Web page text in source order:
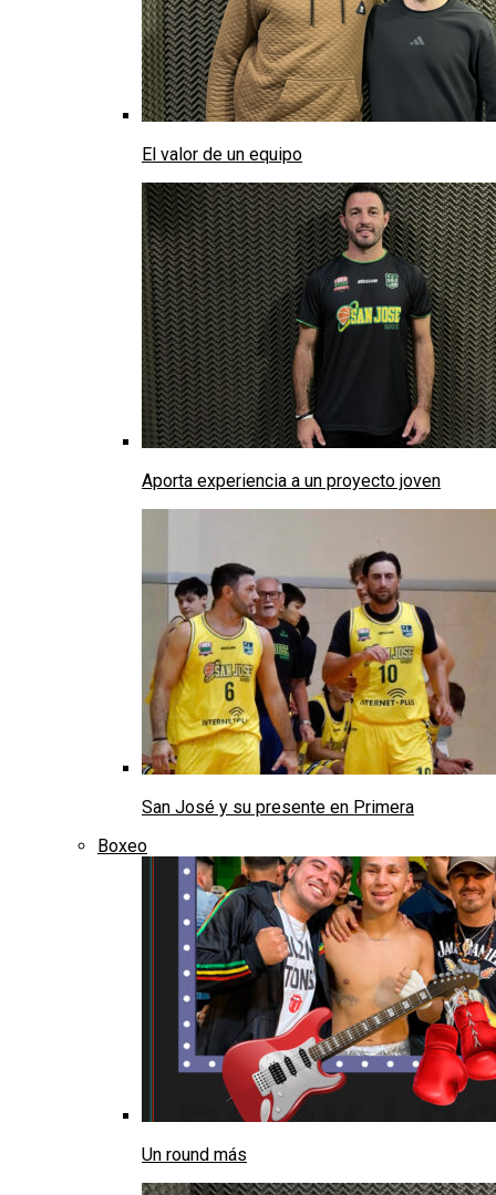
El valor de un equipo
Aporta experiencia a un proyecto joven
San José y su presente en Primera
Boxeo
Un round más